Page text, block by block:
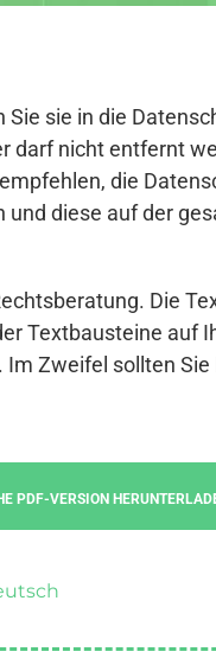
Sie sie in die
darf nicht entfernt
die
diese auf der
Die
Textbausteine auf
Zweifel sollten
PDF-VERSION